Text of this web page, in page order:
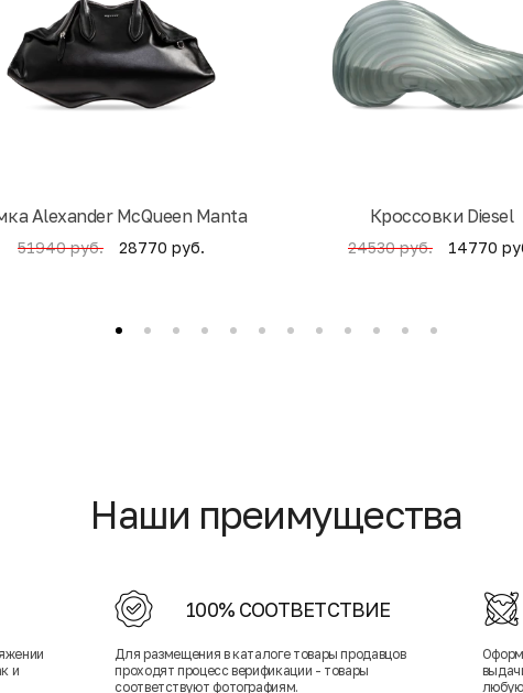
Alexander McQueen Manta
51940 руб. 28770 руб.
Кроссовки Diesel
24530 руб. 14770
Наши преимущества
и
100% СООТВЕТСТВИЕ
Для размещения в каталоге товары продавцов
проходят процесс верификации - товары
соответствуют фотографиям.